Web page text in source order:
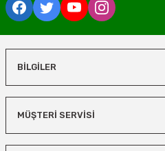
BİLGİLER
MÜŞTERİ SERVİSİ